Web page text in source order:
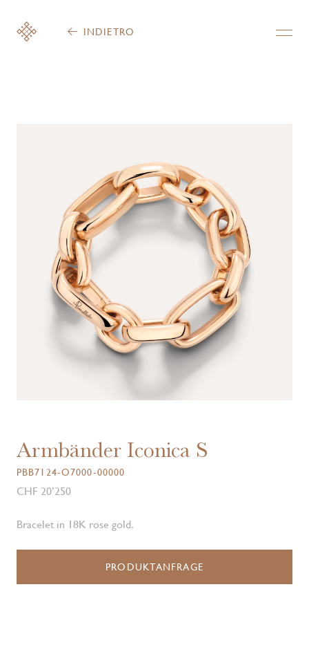
INDIETRO
Armbänder Iconica S
PBB7124-O7000-00000
CHF 20’250
Bracelet in 18K rose gold.
PRODUKTANFRAGE